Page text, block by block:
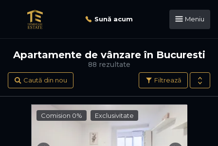
Sună acum Meniu
88 rezultate
Apartamente de vânzare în Bucuresti
Filtrează
Caută din nou
Comision 0% Exclusivitate